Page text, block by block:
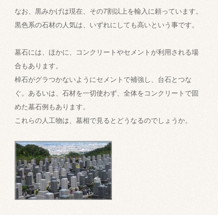
なお、黒みかげは現在、その7割以上を輸入に頼っています。
黒色系の石材の人気は、いずれにしても高いという事です。
墓石には、ほかに、コンクリートやセメントが利用される場
合もあります。
棹石がグラつかないようにセメントで補強し、台石とつな
ぐ。あるいは、石材を一切使わず、全体をコンクリートで固
めた墓石例もあります。
これらの人工物は、墓相で見るとどうなるのでしょうか。